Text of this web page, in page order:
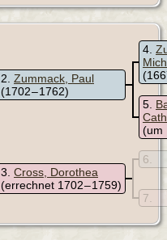
2 Zummack, Paul
(1702 – 1762)
4
5
(um
3 Cross, Dorothea
(errechnet 1702 – 1759)
6
7